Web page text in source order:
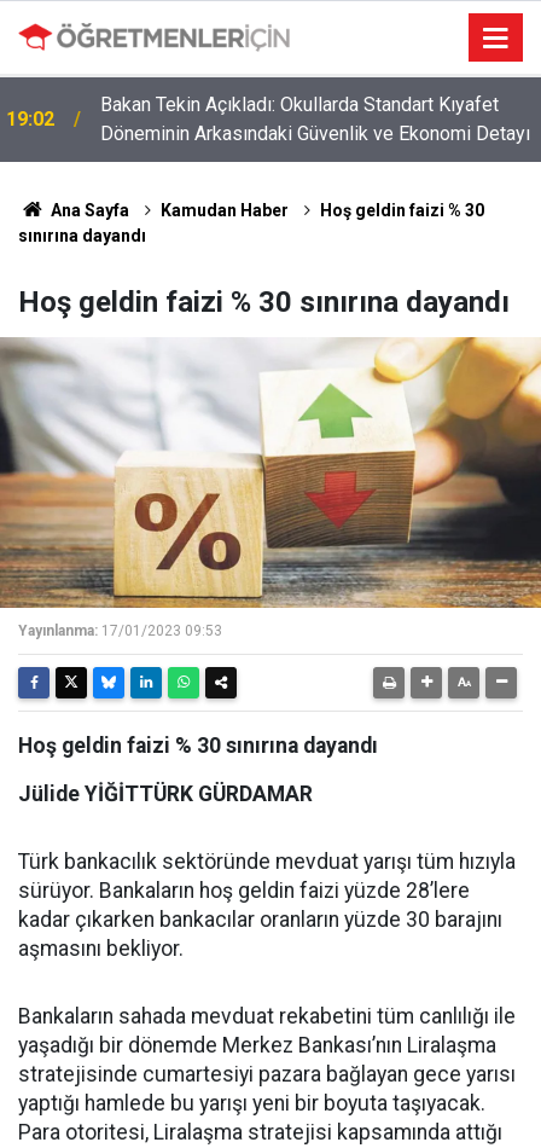
09:01
Okul Alışverişinde "Sağlıksız Ürün" Tehlikesi: Veliler
Bu Detaylara Dikkat!
Ana Sayfa Kamudan Haber
Hoş geldin faizi % 30
sınırına dayandı
Hoş geldin faizi % 30 sınırına dayandı
Yayınlanma: 17/01/2023 09:53
Hoş geldin faizi % 30 sınırına dayandı
Jülide YİĞİTTÜRK GÜRDAMAR
Türk bankacılık sektöründe mevduat yarışı tüm hızıyla
sürüyor. Bankaların hoş geldin faizi yüzde 28’lere
kadar çıkarken bankacılar oranların yüzde 30 barajını
aşmasını bekliyor.
Bankaların sahada mevduat rekabetini tüm canlılığı ile
yaşadığı bir dönemde Merkez Bankası’nın Liralaşma
stratejisinde cumartesiyi pazara bağlayan gece yarısı
yaptığı hamlede bu yarışı yeni bir boyuta taşıyacak.
Para otoritesi, Liralaşma stratejisi kapsamında attığı